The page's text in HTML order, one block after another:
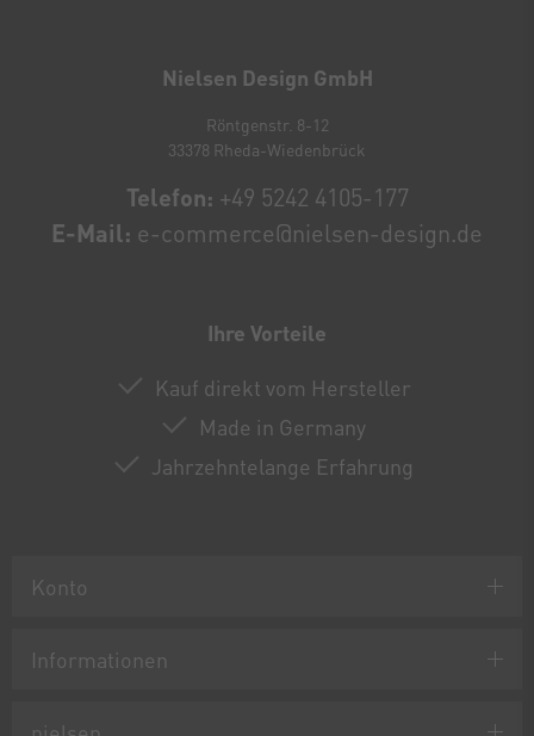
Nielsen Design GmbH
Röntgenstr. 8-12
33378 Rheda-Wiedenbrück
Telefon: +49 5242 4105-177
E-Mail: e-commerce@nielsen-design.de
Ihre Vorteile
Kauf direkt vom Hersteller
Made in Germany
Jahrzehntelange Erfahrung
Konto
Informationen